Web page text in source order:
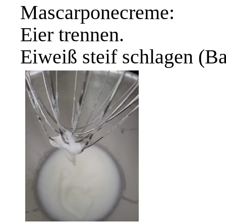
Mascarponecreme:
Eier trennen.
Eiweiß steif schlagen